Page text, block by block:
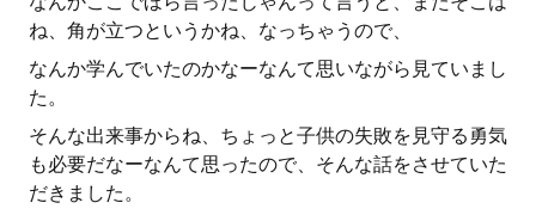
ね、角が立つというかね、なっちゃうので、
なんか学んでいたのかなーなんて思いながら見ていまし
た。
そんな出来事からね、ちょっと子供の失敗を見守る勇気
も必要だなーなんて思ったので、そんな話をさせていた
だきました。